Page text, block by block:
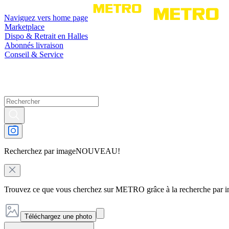
Naviguez vers home page
Marketplace
Dispo & Retrait en Halles
Abonnés livraison
Conseil & Service
Recherchez par imageNOUVEAU!
Trouvez ce que vous cherchez sur METRO grâce à la recherche par
Téléchargez une photo